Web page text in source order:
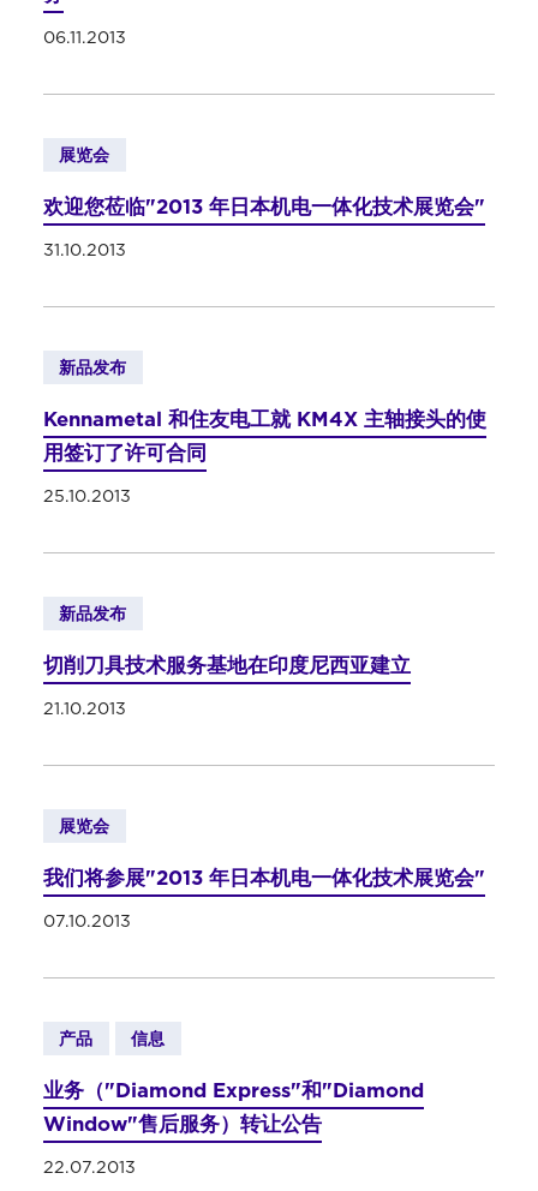
06.11.2013
展览会
欢迎您莅临"2013 年日本机电一体化技术展览会"
31.10.2013
新品发布
Kennametal 和住友电工就 KM4X 主轴接头的使
用签订了许可合同
25.10.2013
新品发布
切削刀具技术服务基地在印度尼西亚建立
21.10.2013
展览会
我们将参展"2013 年日本机电一体化技术展览会"
07.10.2013
产品 信息
业务（"Diamond Express"和"Diamond
Window"售后服务）转让公告
22.07.2013